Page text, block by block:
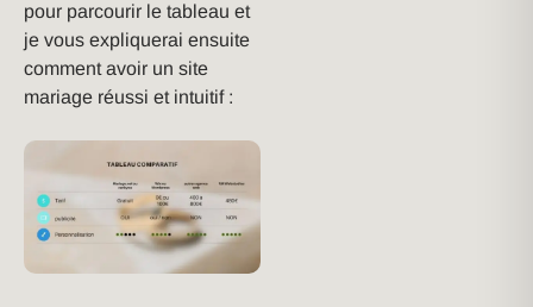
pour parcourir le tableau et
je vous expliquerai ensuite
comment avoir un site
mariage réussi et intuitif :